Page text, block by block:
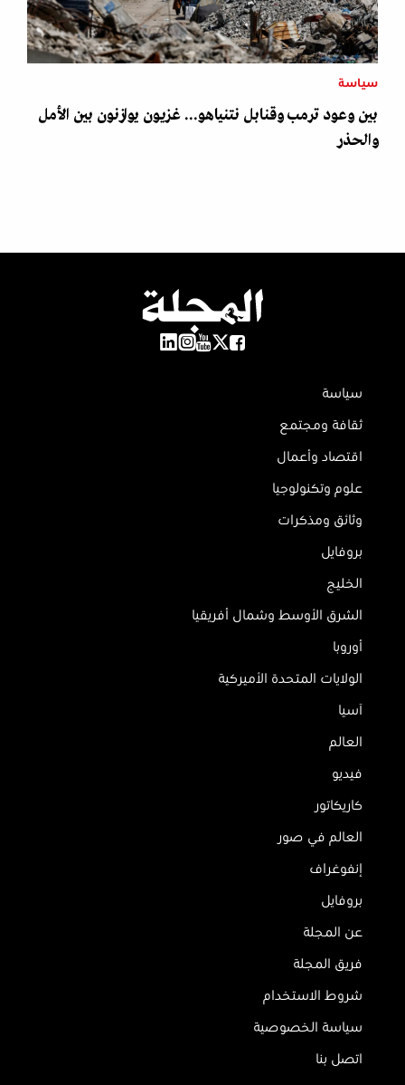
سياسة
بين وعود ترمب وقنابل نتنياهو... غزيون يوازنون بين الأمل
والحذر
سياسة
ثقافة ومجتمع
اقتصاد وأعمال
علوم وتكنولوجيا
وثائق ومذكرات
بروفايل
الخليج
الشرق الأوسط وشمال أفريقيا
أوروبا
الولايات المتحدة الأميركية
آسيا
العالم
فيديو
كاريكاتور
العالم في صور
إنفوغراف
بروفايل
عن المجلة
فريق المجلة
شروط الاستخدام
سياسة الخصوصية
اتصل بنا